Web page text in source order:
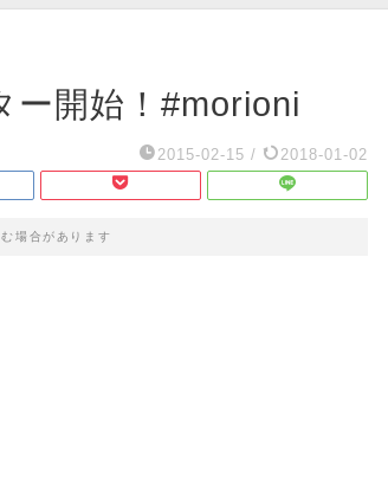
ー開始！#morioni
2015-02-15 / 2018-01-02
場合があります